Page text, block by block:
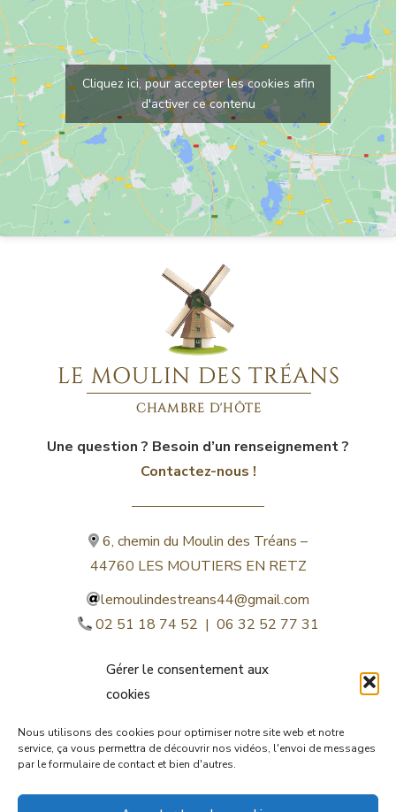
Gérer le consentement aux
cookies
Nous utilisons des cookies pour optimiser notre site web et notre
service, ça vous permettra de découvrir nos vidéos, l'envoi de messages
par le formulaire de contact et bien d'autres.
Cliquez ici, pour accepter les cookies afin
d'activer ce contenu
Une question ? Besoin d’un renseignement ?
Contactez-nous !
6, chemin du Moulin des Tréans –
44760 LES MOUTIERS EN RETZ
lemoulindestreans44@gmail.com
02 51 18 74 52 | 06 32 52 77 31